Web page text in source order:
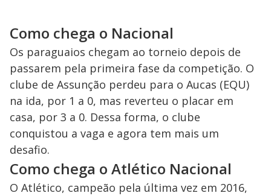
Como chega o Nacional
Os paraguaios chegam ao torneio depois de
passarem pela primeira fase da competição. O
clube de Assunção perdeu para o Aucas (EQU)
na ida, por 1 a 0, mas reverteu o placar em
casa, por 3 a 0. Dessa forma, o clube
conquistou a vaga e agora tem mais um
desafio.
Como chega o Atlético Nacional
O Atlético, campeão pela última vez em 2016,